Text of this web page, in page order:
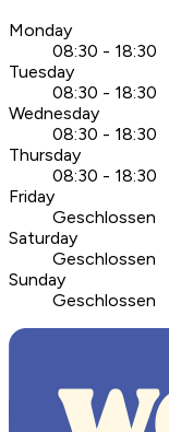
Monday
08:30 - 18:30
Tuesday
08:30 - 18:30
Wednesday
08:30 - 18:30
Thursday
08:30 - 18:30
Friday
Geschlossen
Saturday
Geschlossen
Sunday
Geschlossen